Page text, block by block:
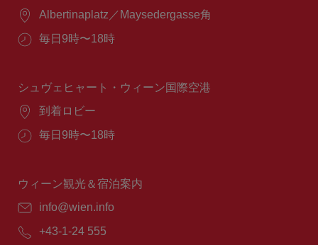
場
Albertinaplatz／Maysedergasse角
営
間：
毎日9時〜18時
シュヴェヒャート・ウィーン国際空港
場
到着ロビー
営
間：
毎日9時〜18時
ウィーン観光＆宿泊案内
E
ー
info@wien.info
電
+43-1-24 555